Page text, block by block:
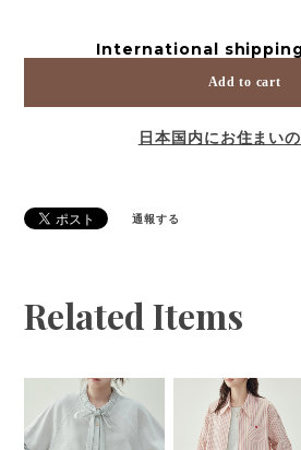
International
Add to cart
日本国内にお住まい
通報する
Related Items